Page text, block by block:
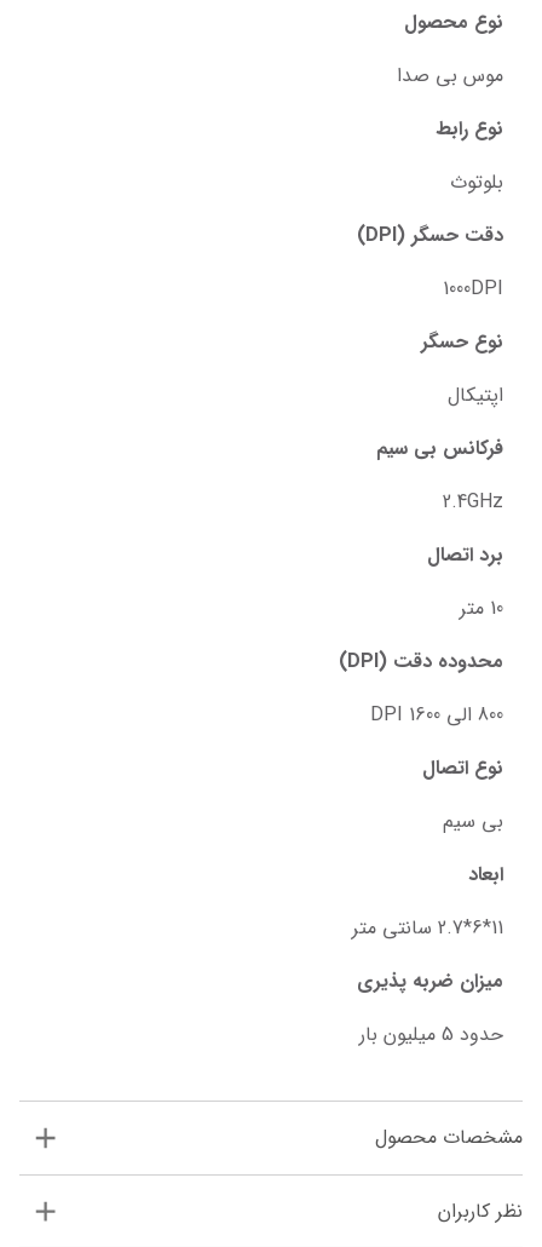
نوع محصول
موس بی صدا
نوع رابط
بلوتوث
دقت حسگر (DPI)
1000DPI
نوع حسگر
اپتیکال
فرکانس بی سیم
2.4GHz
برد اتصال
10 متر
محدوده دقت (DPI)
800 الی 1600 DPI
نوع اتصال
بی سیم
ابعاد
11*6*2.7 سانتی متر
میزان ضربه پذیری
حدود 5 میلیون بار
مشخصات محصول
نظر کاربران